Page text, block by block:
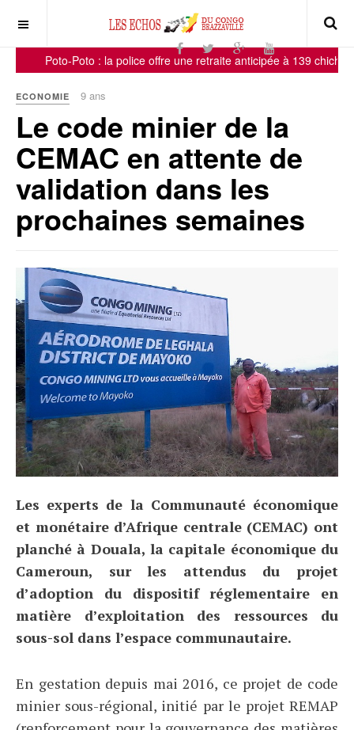
Poto-Poto : la police offre une retraite anticipée à 139 chichas !
ECONOMIE 9 ans
Le code minier de la
CEMAC en attente de
validation dans les
prochaines semaines
Les experts de la Communauté économique
et monétaire d’Afrique centrale (CEMAC) ont
planché à Douala, la capitale économique du
Cameroun, sur les attendus du projet
d’adoption du dispositif réglementaire en
matière d’exploitation des ressources du
sous-sol dans l’espace communautaire.
En gestation depuis mai 2016, ce projet de code
minier sous-régional, initié par le projet REMAP